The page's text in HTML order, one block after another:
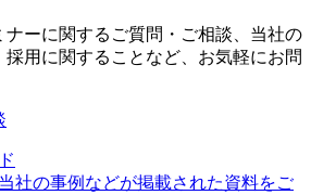
ナーに関するご質問・ご相談、当社の
用に関することなど、お気軽にお問
社の事例などが掲載された資料をご